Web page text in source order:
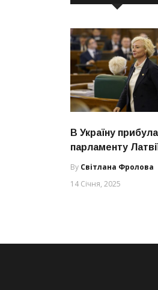
В Україну
парламенту
By Світлана Фролова
14 Січня, 2025